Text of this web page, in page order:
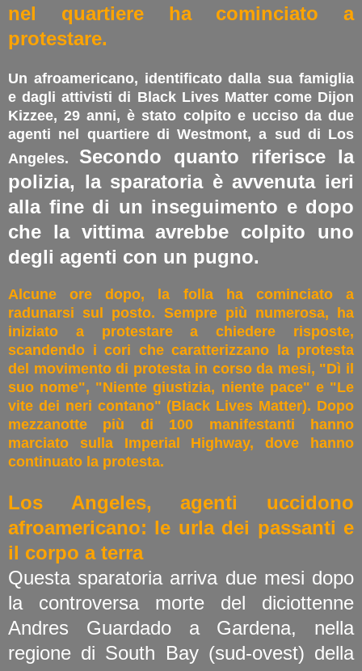
nel quartiere ha cominciato a
protestare.
Un afroamericano, identificato dalla sua famiglia
e dagli attivisti di Black Lives Matter come Dijon
Kizzee, 29 anni, è stato colpito e ucciso da due
agenti nel quartiere di Westmont, a sud di Los
Angeles. Secondo quanto riferisce la
polizia, la sparatoria è avvenuta ieri
alla fine di un inseguimento e dopo
che la vittima avrebbe colpito uno
degli agenti con un pugno.
Alcune ore dopo, la folla ha cominciato a
radunarsi sul posto. Sempre più numerosa, ha
iniziato a protestare a chiedere risposte,
scandendo i cori che caratterizzano la protesta
del movimento di protesta in corso da mesi, "Dì il
suo nome", "Niente giustizia, niente pace" e "Le
vite dei neri contano" (Black Lives Matter). Dopo
mezzanotte più di 100 manifestanti hanno
marciato sulla Imperial Highway, dove hanno
continuato la protesta.
Los Angeles, agenti uccidono
afroamericano: le urla dei passanti e
il corpo a terra
Questa sparatoria arriva due mesi dopo
la controversa morte del diciottenne
Andres Guardado a Gardena, nella
regione di South Bay (sud-ovest) della